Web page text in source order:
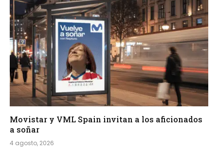
Movistar y VML Spain invitan a los aficionados
a soñar
4 agosto, 2026